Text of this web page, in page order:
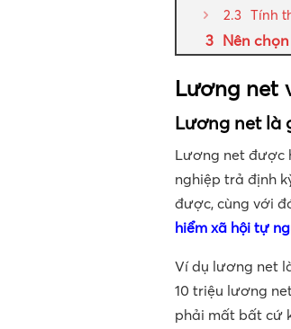
Tính
Nên
Lương net
Lương net là
Lương net được
nghiệp trả định
được, cùng với
hiểm xã hội tự
Ví dụ lương net
10 triệu lương
phải mất bất cứ